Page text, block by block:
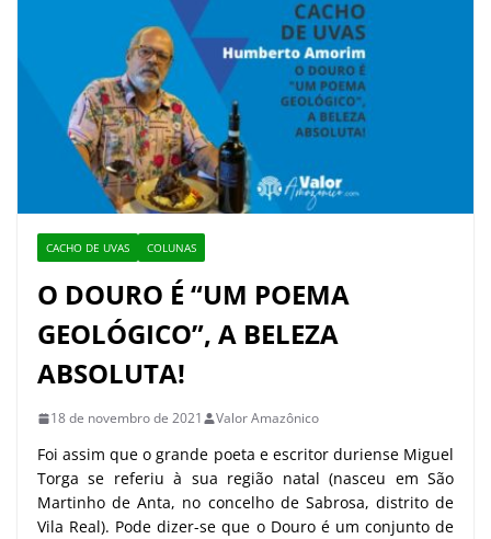
CACHO DE UVAS COLUNAS
O DOURO É “UM POEMA
GEOLÓGICO”, A BELEZA
ABSOLUTA!
18 de novembro de 2021 Valor Amazônico
Foi assim que o grande poeta e escritor duriense Miguel
Torga se referiu à sua região natal (nasceu em São
Martinho de Anta, no concelho de Sabrosa, distrito de
Vila Real). Pode dizer-se que o Douro é um conjunto de